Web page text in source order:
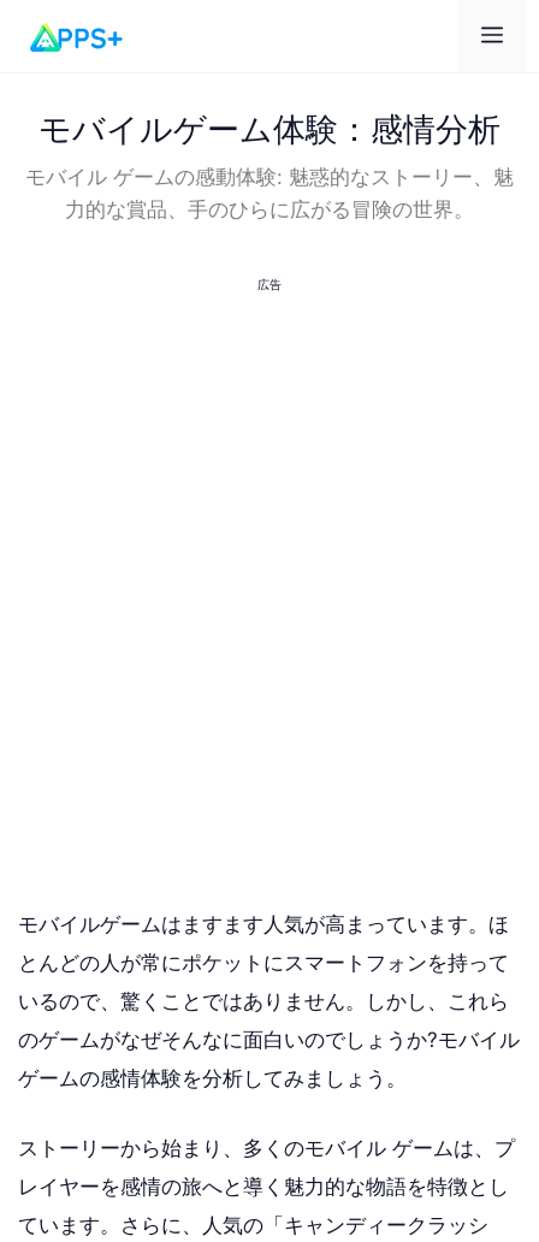
メ
ュ
モバイルゲーム体験：感情分析
モバイル ゲームの感動体験: 魅惑的なストーリー、魅
力的な賞品、手のひらに広がる冒険の世界。
広告
モバイルゲームはますます人気が高まっています。ほ
とんどの人が常にポケットにスマートフォンを持って
いるので、驚くことではありません。しかし、これら
のゲームがなぜそんなに面白いのでしょうか?モバイル
ゲームの感情体験を分析してみましょう。
ストーリーから始まり、多くのモバイル ゲームは、プ
レイヤーを感情の旅へと導く魅力的な物語を特徴とし
ています。さらに、人気の「キャンディークラッシ